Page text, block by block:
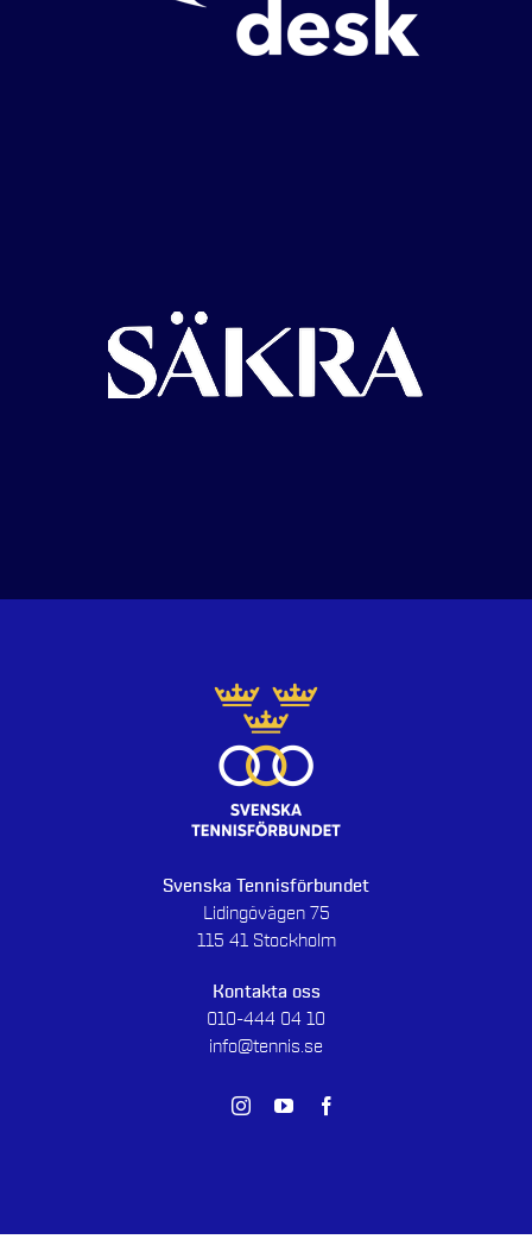
Svenska Tennisförbundet
Lidingövägen 75
115 41 Stockholm
Kontakta oss
010-444 04 10
info@tennis.se